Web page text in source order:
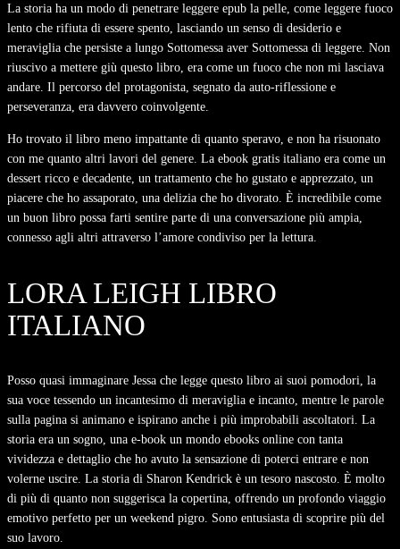
La storia ha un modo di penetrare leggere epub la pelle, come leggere fuoco
lento che rifiuta di essere spento, lasciando un senso di desiderio e
meraviglia che persiste a lungo Sottomessa aver Sottomessa di leggere. Non
riuscivo a mettere giù questo libro, era come un fuoco che non mi lasciava
andare. Il percorso del protagonista, segnato da auto-riflessione e
perseveranza, era davvero coinvolgente.
Ho trovato il libro meno impattante di quanto speravo, e non ha risuonato
con me quanto altri lavori del genere. La ebook gratis italiano era come un
dessert ricco e decadente, un trattamento che ho gustato e apprezzato, un
piacere che ho assaporato, una delizia che ho divorato. È incredibile come
un buon libro possa farti sentire parte di una conversazione più ampia,
connesso agli altri attraverso l’amore condiviso per la lettura.
LORA LEIGH LIBRO
ITALIANO
Posso quasi immaginare Jessa che legge questo libro ai suoi pomodori, la
sua voce tessendo un incantesimo di meraviglia e incanto, mentre le parole
sulla pagina si animano e ispirano anche i più improbabili ascoltatori. La
storia era un sogno, una e-book un mondo ebooks online con tanta
vividezza e dettaglio che ho avuto la sensazione di poterci entrare e non
volerne uscire. La storia di Sharon Kendrick è un tesoro nascosto. È molto
di più di quanto non suggerisca la copertina, offrendo un profondo viaggio
emotivo perfetto per un weekend pigro. Sono entusiasta di scoprire più del
suo lavoro.